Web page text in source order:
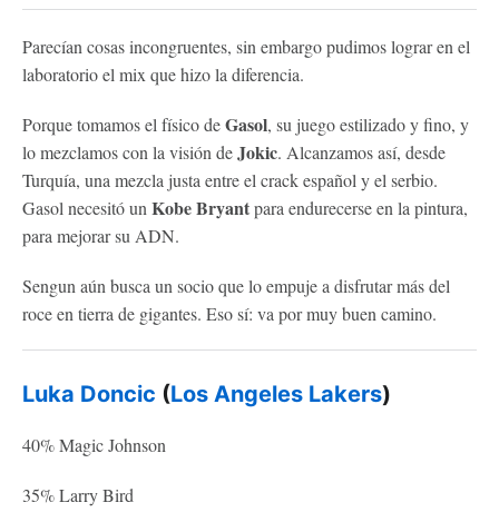
Parecían cosas incongruentes, sin embargo pudimos lograr en el
laboratorio el mix que hizo la diferencia.
Porque tomamos el físico deGasol, su juego estilizado y fino, y
lo mezclamos con la visión deJokic. Alcanzamos así, desde
Turquía, una mezcla justa entre el crack español y el serbio.
Gasol necesitó un Kobe Bryantpara endurecerse en la pintura,
para mejorar su ADN.
Sengun aún busca un socio que lo empuje a disfrutar más del
roce en tierra de gigantes. Eso sí: va por muy buen camino.
Luka Doncic (Los Angeles Lakers)
40% Magic Johnson
35% Larry Bird